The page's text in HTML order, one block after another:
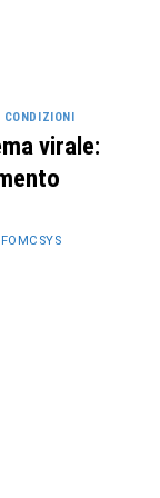
virale: